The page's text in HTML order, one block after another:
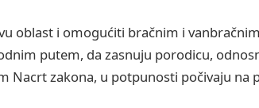
oblast i omogućiti bračnim i
putem, da zasnuju porodicu,
Nacrt zakona, u potpunosti počivaju na